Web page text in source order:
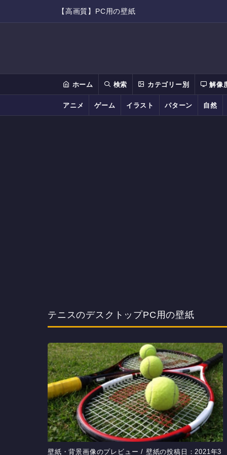
【高画質】PC用の壁紙
ホーム 検索 カテゴリー別 解像
アニメ ゲーム イラスト パターン 自然
テニスのデスクトップPC用の壁紙
壁紙・背景画像のプレビュー / 壁紙の投稿日：2021年3